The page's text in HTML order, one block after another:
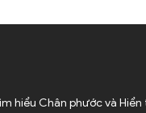
hiểu Chân phước và Hiển